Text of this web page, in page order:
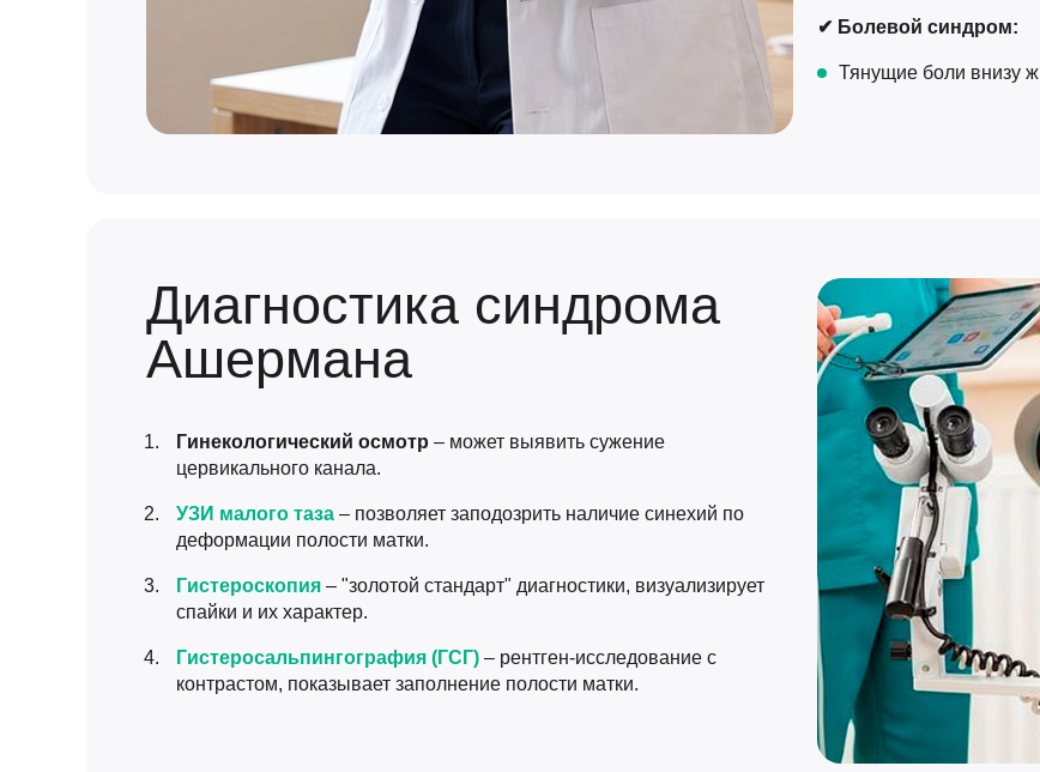
✔ Болевой синдром:
Тянущие боли внизу
Диагностика синдрома
Ашермана
Гинекологический осмотр – может выявить сужение
цервикального канала.
УЗИ малого таза – позволяет заподозрить наличие синехий по
деформации полости матки.
Гистероскопия – "золотой стандарт" диагностики, визуализирует
спайки и их характер.
Гистеросальпингография (ГСГ) – рентген-исследование с
контрастом, показывает заполнение полости матки.